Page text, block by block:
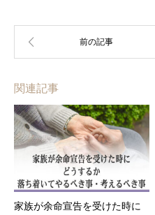
関連記事
家族が余命宣告を受けた時に